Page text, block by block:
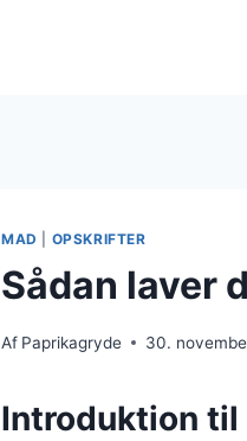
MAD OPSKRIFTER
Sådan laver
Af Paprikagryde 30.
Introduktion til